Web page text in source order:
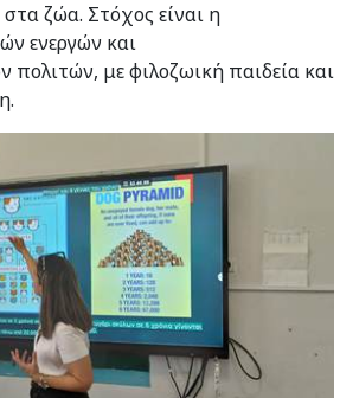
ζώα. Στόχος είναι η
ενεργών και
πολιτών, με φιλοζωική παιδεία και